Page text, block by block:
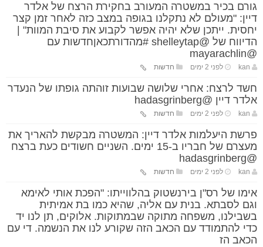
גורם בכיר במשטרה המעורב בחקירת הרצח של אלדר
דיין: "מעולם לא נתקלנו בגופה במצב כזה לאחר זמן קצר
יחסית. ייתכן שלא יהיה אפשר לקבוע את סיבת המוות" |
הדיווח של @shelleytap #מהדורתכאןחדשות עם
@mayarachlin
kan לפני 2 ימים חדשות
חשד לרצח: אחרי שלושה שבועות זוהתה גופתו של הנעדר
אלדר דיין @hadasgrinberg
kan לפני 2 ימים חדשות
פרשת היעלמות אלדר דיין: המשטרה מבקשת להאריך את
מעצרם של חבריו ב-15 ימים. השניים חשודים כעת ברצח
@hadasgrinberg
kan לפני 2 ימים חדשות
אימו של רס"ן בירנשטוק בהלווייתו: "הפכת אותי לאימא
וגם לסבתא. בנית עם אליה, שהיא כמו בת אמיתית
בשבילנו, משפחה מתוקה שבמתוקות. אלוקים, תן לנו יד
כדי להתמודד עם הכאב הזה שקורע לנו את הנשמה. די עם
הכאב הז